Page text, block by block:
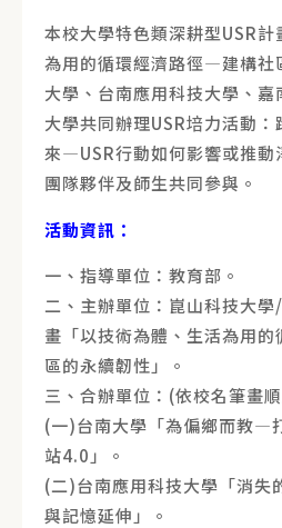
本校大學特色類深耕型USR
為用的循環經濟路徑—建構社
大學、台南應用科技大學、
大學共同辦理USR培力活動
來—USR行動如何影響或推動
團隊夥伴及師生共同參與。
活動資訊：
一、指導單位：教育部。
二、主辦單位：崑山科技大
畫「以技術為體、生活為用
區的永續韌性」。
三、合辦單位：(依校名筆畫
(一)台南大學「為偏鄉而教—
站4.0」。
(二)台南應用科技大學「消失
與記憶延伸」。